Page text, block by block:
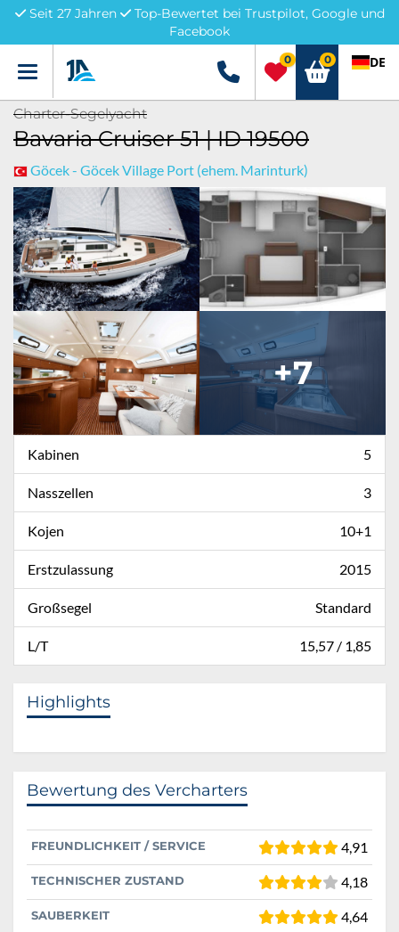
Seit 27 Jahren
Top-Bewertet bei Trustpilot, Google und
Facebook
Menü +49 5741 3222690
0 0 DE
Charter-Segelyacht
Bavaria Cruiser 51 | ID 19500
Göcek - Göcek Village Port (ehem. Marinturk)
+7
Kabinen 5
Nasszellen 3
Kojen 10+1
Erstzulassung 2015
Großsegel Standard
L/T 15,57 / 1,85
Highlights
Bewertung des Vercharters
FREUNDLICHKEIT / SERVICE 4,91
TECHNISCHER ZUSTAND 4,18
SAUBERKEIT 4,64